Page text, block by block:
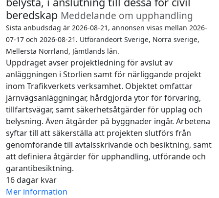
beredskap Meddelande om upphandling
Sista anbudsdag är 2026-08-21, annonsen visas mellan 2026-
07-17 och 2026-08-21. Utförandeort Sverige, Norra sverige,
Mellersta Norrland, Jämtlands län.
Uppdraget avser projektledning för avslut av
anläggningen i Storlien samt för närliggande projekt
inom Trafikverkets verksamhet. Objektet omfattar
järnvägsanläggningar, hårdgjorda ytor för förvaring,
tillfartsvägar, samt säkerhetsåtgärder för upplag och
belysning. Även åtgärder på byggnader ingår. Arbetena
syftar till att säkerställa att projekten slutförs från
genomförande till avtalsskrivande och besiktning, samt
att definiera åtgärder för upphandling, utförande och
garantibesiktning.
16 dagar kvar
Mer information